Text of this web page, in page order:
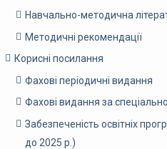
Навчально-методична
Методичні рекомендації
Корисні посилання
Фахові періодичні видання
Фахові видання за
Забезпеченість освітніх
до 2025 р.)